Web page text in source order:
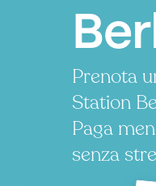
Prenota
Station
Paga
senza